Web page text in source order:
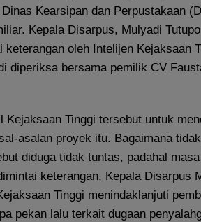
Kearsipan dan Perpustakaan
Kepala Disarpus, Mulyadi
keterangan oleh Intelijen Kejaksaan
diperiksa bersama pemilik CV
Kejaksaan Tinggi tersebut untuk
asalan proyek itu. Bagaimana
diduga tidak tuntas, padahal
keterangan, Kepala Disarpus
Tinggi menindaklanjuti
pekan lalu terkait dugaan